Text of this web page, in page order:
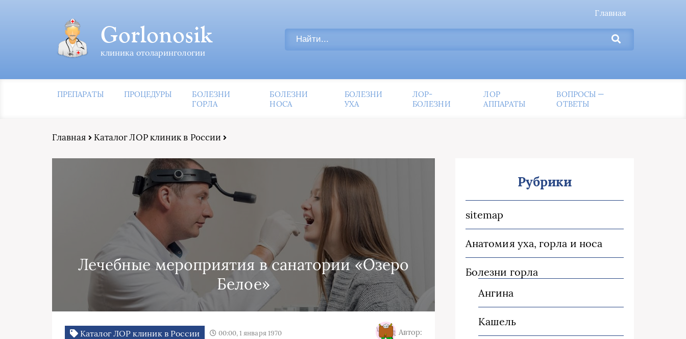
Главная
Gorlonosik
клиника отоларингологии
ПРЕПАРАТЫ ПРОЦЕДУРЫ
БОЛЕЗНИ
ГОРЛА
БОЛЕЗНИ
НОСА
БОЛЕЗНИ
УХА
ЛОР-
БОЛЕЗНИ
ЛОР
АППАРАТЫ
ВОПРОСЫ —
ОТВЕТЫ
Главная Каталог ЛОР клиник в России
Лечебные мероприятия в санатории «Озеро
Белое»
Каталог ЛОР клиник в России 00:00, 1 января 1970 Автор:
Рубрики
sitemap
Анатомия уха, горла и носа
Болезни горла
Ангина
Кашель